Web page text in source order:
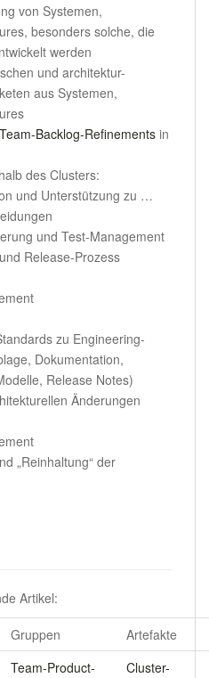
von Systemen,
besonders solche, die
werden
und architektur-
aus Systemen,
Team-Backlog-Refinements in
des Clusters:
und Unterstützung zu …
und Test-Management
Release-Prozess
zu Engineering-
Dokumentation,
Release Notes)
Änderungen
„Reinhaltung“ der
Artikel:
Gruppen
Artefakte
Team-Product-
Cluster-